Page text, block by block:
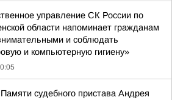
управление СК России по
области напоминает гражданам
и соблюдать
и компьютерную гигиену»
судебного пристава Андрея